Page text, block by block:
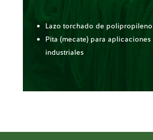
Lazo torchado de polipropileno
Pita (mecate) para
industriales